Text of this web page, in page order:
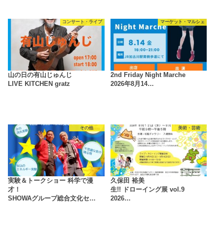
コンサート・ライブ
山の日の有山じゅんじ
LIVE KITCHEN gratz
マーケット・マルシェ
2nd Friday Night Marche
2026年8月14…
その他
実験＆トークショー 科学で漫
才！
SHOWAグループ総合文化セ…
美術・芸術
久保田 裕美
生!! ドローイング展 vol.9
2026…